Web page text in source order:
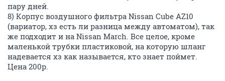
пару дней.
8) Корпус воздушного фильтра Nissan Cube AZ10
(вариатор, хз есть ли разница между автоматом), так
же подходит и на Nissan March. Все целое, кроме
маленькой трубки пластиковой, на которую шланг
надевается хз как называется, кто знает поймет.
Цена 200р.